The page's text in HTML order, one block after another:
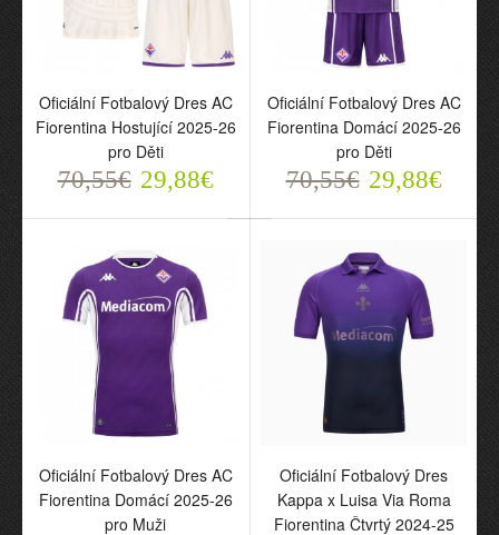
Oficiální Fotbalový Dres
AC Fiorentina Hostující
2025-26 pro Děti
70,55€
Oficiální Fotbalový Dres
AC Fiorentina Domácí
2025-26 pro Děti
70,55€ 29,88€
Oficiální Fotbalový Dres
Oficiální Fotbalový Dres
Oficiální Fotbalový Dres AC
Fiorentina Hostující 2025-26
pro Děti
70,55€ 29,88€
Oficiální Fotbalový Dres AC
Fiorentina Domácí 2025-26
pro Děti
70,55€ 29,88€
Oficiální Fotbalový Dres AC
Fiorentina Domácí 2025-26
pro Muži
Oficiální Fotbalový Dres
Kappa x Luisa Via Roma
Fiorentina Čtvrtý 2024-25